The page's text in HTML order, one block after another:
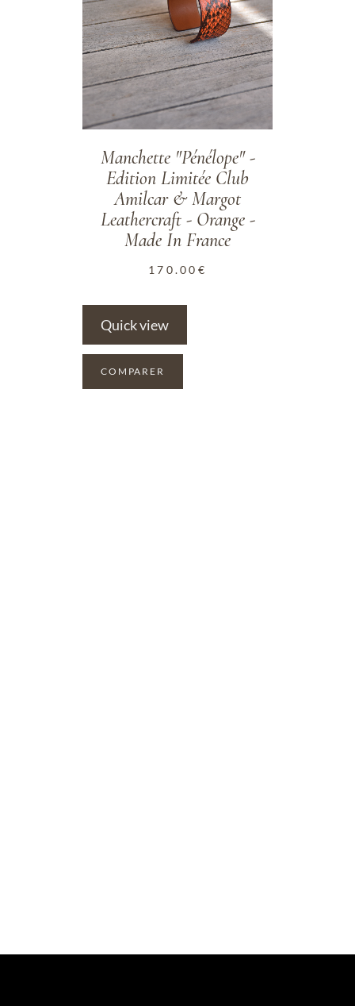
Manchette "Pénélope" -
Edition Limitée Club
Amilcar & Margot
Leathercraft - Orange -
Made In France
170.00 €
Quick view
COMPARER